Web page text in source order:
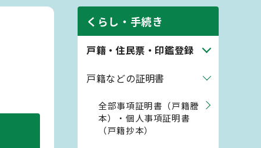
くらし・手続き
戸籍・住民票・印鑑登録
戸籍などの証明書
全部事項証明書（戸籍謄
本）・個人事項証明書
（戸籍抄本）